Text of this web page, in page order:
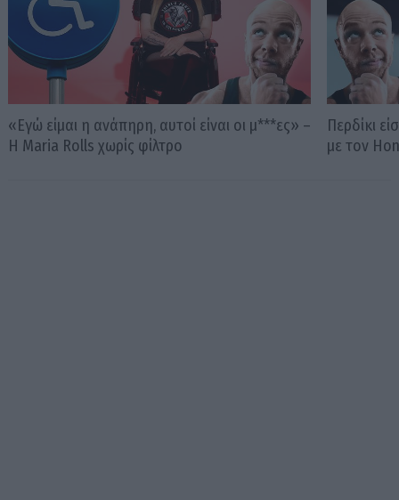
«Εγώ είμαι η ανάπηρη, αυτοί είναι οι μ***ες» –
Η Maria Rolls χωρίς φίλτρο
Περδίκι
με τον